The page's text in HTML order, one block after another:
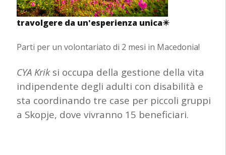
travolgere da un'esperienza unica✴️
Parti per un volontariato di 2 mesi in Macedonia!
CYA Krik si occupa della gestione della vita
indipendente degli adulti con disabilità e
sta coordinando tre case per piccoli gruppi
a Skopje, dove vivranno 15 beneficiari.